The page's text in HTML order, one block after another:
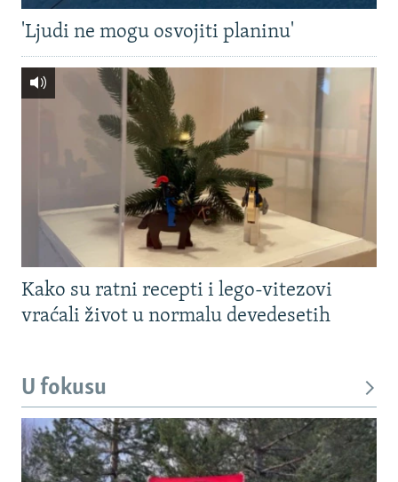
'Ljudi ne mogu osvojiti planinu'
Kako su ratni recepti i lego-vitezovi
vraćali život u normalu devedesetih
U fokusu